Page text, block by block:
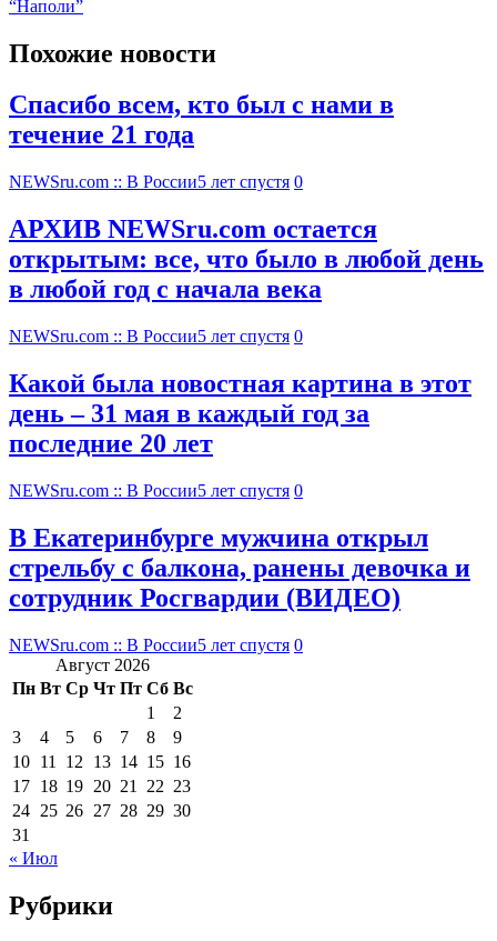
“Наполи”
Похожие новости
Спасибо всем, кто был с нами в
течение 21 года
NEWSru.com :: В России5 лет спустя 0
АРХИВ NEWSru.com остается
открытым: все, что было в любой день
в любой год с начала века
NEWSru.com :: В России5 лет спустя 0
Какой была новостная картина в этот
день – 31 мая в каждый год за
последние 20 лет
NEWSru.com :: В России5 лет спустя 0
В Екатеринбурге мужчина открыл
стрельбу с балкона, ранены девочка и
сотрудник Росгвардии (ВИДЕО)
NEWSru.com :: В России5 лет спустя 0
Август 2026
Пн Вт Ср Чт Пт Сб Вс
1
2
3
4 5 6 7 8
9
10 11 12 13 14 15 16
17 18 19 20 21 22 23
24 25 26 27 28 29 30
31
« Июл
Рубрики